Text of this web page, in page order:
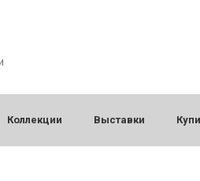
Коллекции Выставки